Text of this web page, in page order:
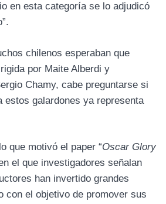
en esta categoría se lo adjudicó
chilenos esperaban que
por Maite Alberdi y
Chamy, cabe preguntarse si
estos galardones ya representa
que motivó el paper “Oscar Glory
el que investigadores señalan
han invertido grandes
con el objetivo de promover sus